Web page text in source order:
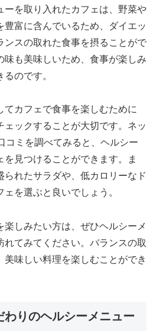
ーを取り入れたカフェは、野菜や
豊富に含んでいるため、ダイエッ
ンスの取れた食事を摂ることがで
味も美味しいため、食事が楽しみ
のです。
てカフェで食事を楽しむために
ェックすることが大切です。ネッ
コミを調べてみると、ヘルシー
を見つけることができます。ま
られたサラダや、低カロリーなド
を選ぶと良いでしょう。
楽しみたい方は、ぜひヘルシーメ
れてみてください。バランスの取
美味しい料理を楽しむことができ
わりのヘルシーメニュー